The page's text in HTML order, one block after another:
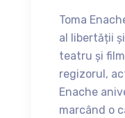
Toma
al libertății
teatru și
regizorul,
Enache
marcând o